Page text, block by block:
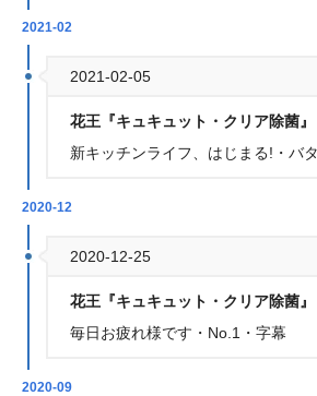
2021-02
2021-02-05
花王『キュキュット・クリア除菌』
新キッチンライフ、はじまる!・バ
2020-12
2020-12-25
花王『キュキュット・クリア除菌』
毎日お疲れ様です・No.1・字幕
2020-09